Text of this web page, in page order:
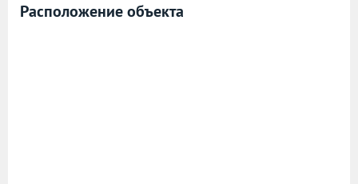
Расположение объекта